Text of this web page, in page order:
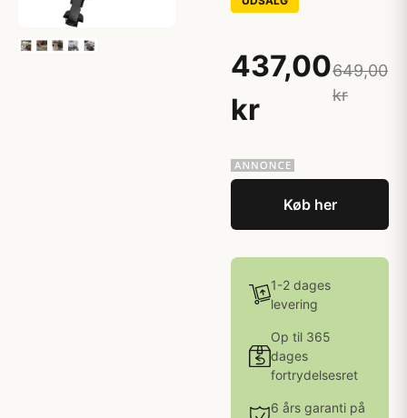
437,00
kr
649,00
kr
Køb her
1-2 dages
levering
Op til 365
dages
fortrydelsesret
6 års garanti på